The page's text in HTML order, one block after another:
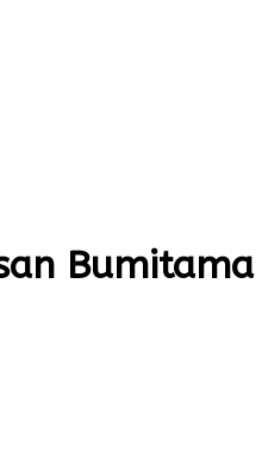
Bumitama